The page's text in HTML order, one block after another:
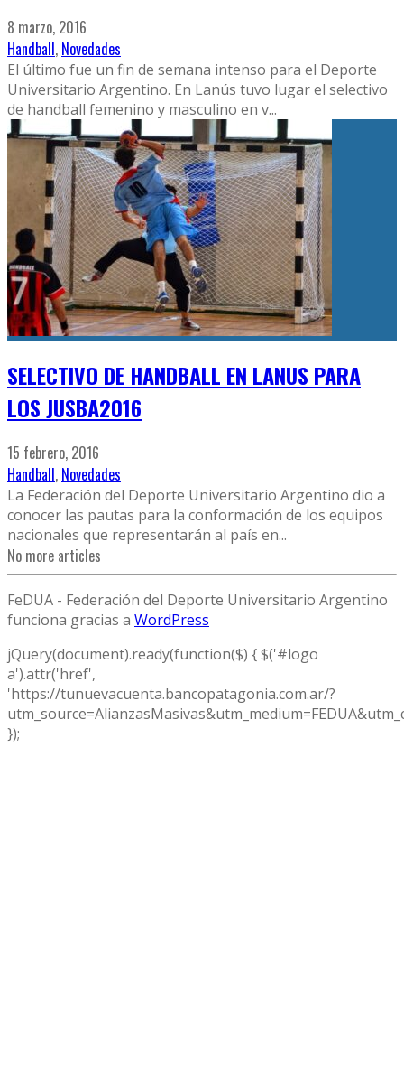
8 marzo, 2016
Handball, Novedades
El último fue un fin de semana intenso para el Deporte
Universitario Argentino. En Lanús tuvo lugar el selectivo
de handball femenino y masculino en v...
SELECTIVO DE HANDBALL EN LANUS PARA
LOS JUSBA2016
15 febrero, 2016
Handball, Novedades
La Federación del Deporte Universitario Argentino dio a
conocer las pautas para la conformación de los equipos
nacionales que representarán al país en...
No more articles
FeDUA - Federación del Deporte Universitario Argentino
funciona gracias a WordPress
jQuery(document).ready(function($) { $('#logo
a').attr('href',
'https://tunuevacuenta.bancopatagonia.com.ar/?
});